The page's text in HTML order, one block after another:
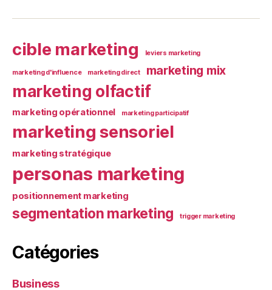
cible marketing leviers marketing
marketing d'influence marketing direct marketing mix
marketing olfactif
marketing opérationnel marketing participatif
marketing sensoriel
marketing stratégique
personas marketing
positionnement marketing
segmentation marketing trigger marketing
Catégories
Business